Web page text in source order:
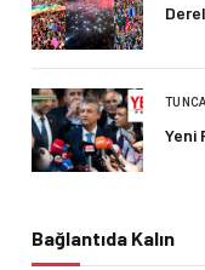
Yeni
Bağlantıda Kalın